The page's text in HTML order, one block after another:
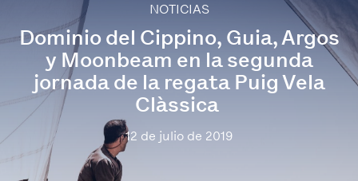
NOTICIAS
Dominio del Cippino, Guia, Argos
y Moonbeam en la segunda
jornada de la regata Puig Vela
Clàssica
12 de julio de 2019